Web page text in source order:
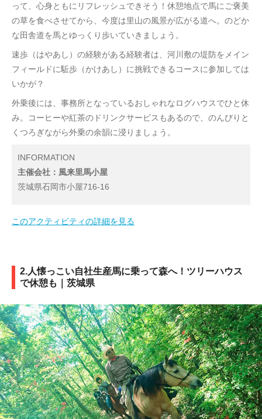
って、心身ともにリフレッシュできそう！休憩地点で馬にご褒美
の草を食べさせてから、今度は里山の風景が広がる道へ。のどか
な田舎道を馬とゆっくり歩いていきましょう。
速歩（はやあし）の経験がある経験者は、河川敷の堤防をメイン
フィールドに駈歩（かけあし）に挑戦できるコースに参加しては
いかが？
外乗後には、事務所となっているおしゃれなログハウスでひと休
み。コーヒーや紅茶のドリンクサービスもあるので、のんびりと
くつろぎながら外乗の余韻に浸りましょう。
INFORMATION
主催会社：風来里馬小屋
茨城県石岡市小屋716-16
このアクティビティの詳細を見る
2.人懐っこい自社生産馬に乗って森へ！ツリーハウス
で休憩も｜茨城県